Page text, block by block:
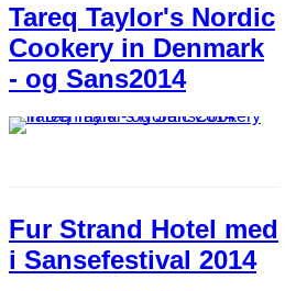
Tareq Taylor's Nordic
Cookery in Denmark
- og Sans2014
Fur Strand Hotel med
i Sansefestival 2014